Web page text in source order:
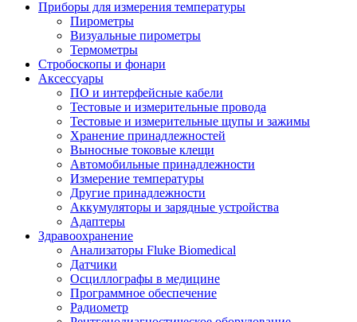
Приборы для измерения температуры
Пирометры
Визуальные пирометры
Термометры
Стробоскопы и фонари
Аксессуары
ПО и интерфейсные кабели
Тестовые и измерительные провода
Тестовые и измерительные щупы и зажимы
Хранение принадлежностей
Выносные токовые клещи
Автомобильные принадлежности
Измерение температуры
Другие принадлежности
Аккумуляторы и зарядные устройства
Адаптеры
Здравоохранение
Анализаторы Fluke Biomedical
Датчики
Осциллографы в медицине
Программное обеспечение
Радиометр